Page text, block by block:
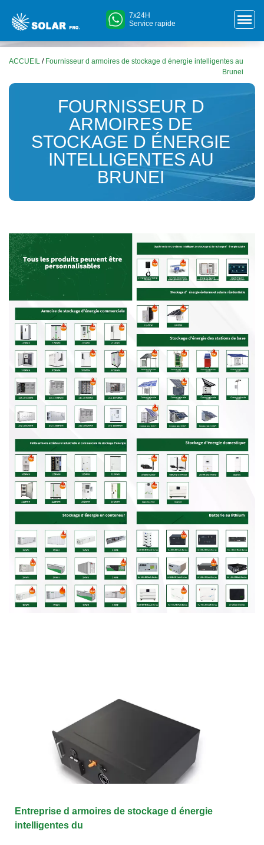
7x24H
Service rapide
ACCUEIL / Fournisseur d armoires de stockage d énergie intelligentes au
Brunei
FOURNISSEUR D
ARMOIRES DE
STOCKAGE D ÉNERGIE
INTELLIGENTES AU
BRUNEI
Entreprise d armoires de stockage d énergie
intelligentes du